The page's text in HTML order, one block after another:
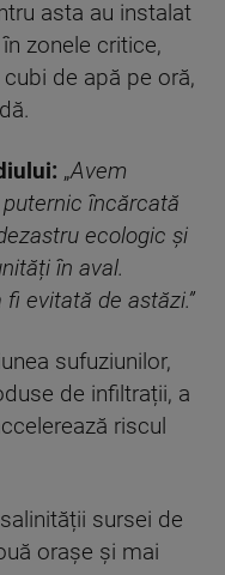
asta au instalat
zonele critice,
de apă pe oră,
„Avem
încărcată
ecologic și
în aval.
evitată de astăzi.”
sufuziunilor,
de infiltrații, a
riscul
sursei de
orașe și mai